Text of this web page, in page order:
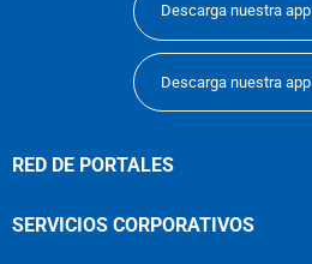
Descarga nuestra
Descarga nuestra
RED DE PORTALES
SERVICIOS CORPORATIVOS